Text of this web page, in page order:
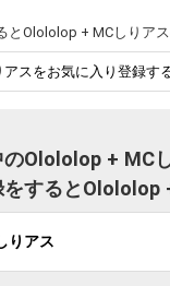
とOlololop + MCしりア
スをお気に入り登録す
Olololop + MC
するとOlololop
りアス